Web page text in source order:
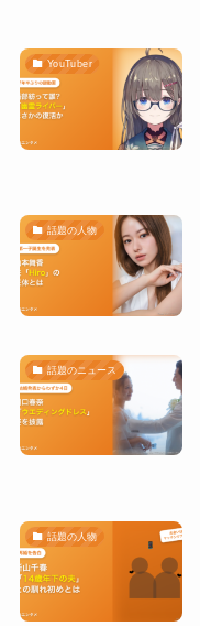
YouTuber
話題の人物
話題のニュース
話題の人物